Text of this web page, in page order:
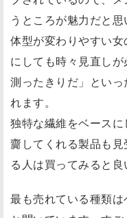
うところが魅力だと思
体型が変わりやすい
にしても時々見直し
測ったきりだ」とい
れます。
独特な繊維をベース
齎してくれる製品も
る人は買ってみると
最も売れている種類